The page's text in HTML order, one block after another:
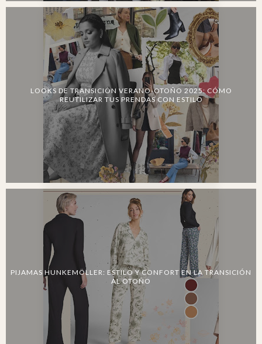
LOOKS DE TRANSICIÓN VERANO-OTOÑO 2025: CÓMO
REUTILIZAR TUS PRENDAS CON ESTILO
PIJAMAS HUNKEMÖLLER: ESTILO Y CONFORT EN LA TRANSICIÓN
AL OTOÑO